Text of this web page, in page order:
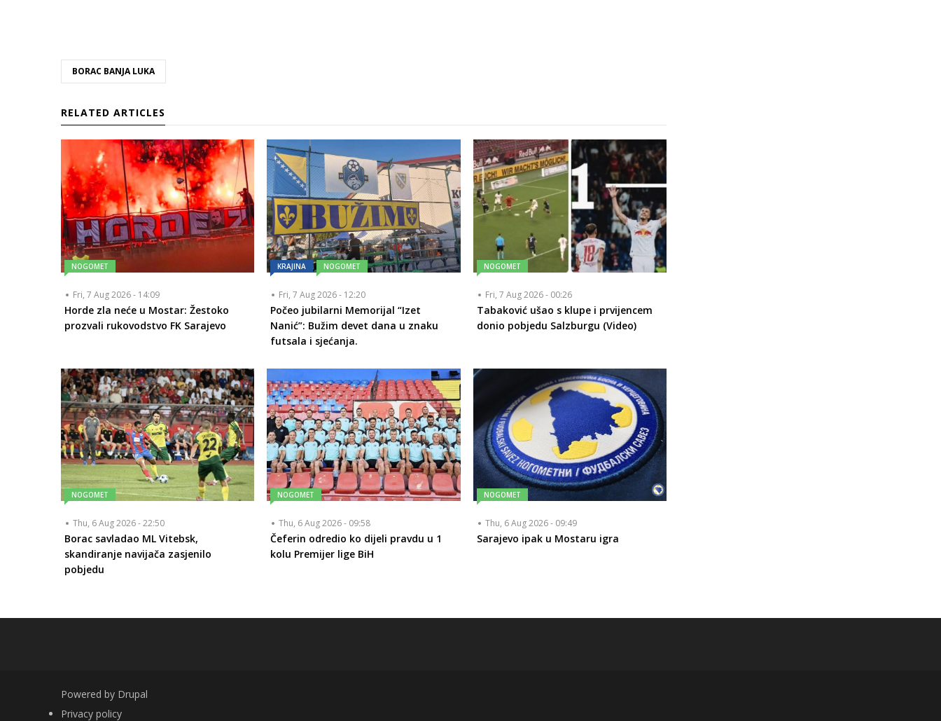
BORAC BANJA LUKA
RELATED ARTICLES
NOGOMET
Fri, 7 Aug 2026 - 14:09
Horde zla neće u Mostar: Žestoko
prozvali rukovodstvo FK Sarajevo
KRAJINA NOGOMET
Fri, 7 Aug 2026 - 12:20
Počeo jubilarni Memorijal “Izet
Nanić”: Bužim devet dana u znaku
futsala i sjećanja.
NOGOMET
Fri, 7 Aug 2026 - 00:26
Tabaković ušao s klupe i prvijencem
donio pobjedu Salzburgu (Video)
NOGOMET
Thu, 6 Aug 2026 - 22:50
Borac savladao ML Vitebsk,
skandiranje navijača zasjenilo
pobjedu
NOGOMET
Thu, 6 Aug 2026 - 09:58
Čeferin odredio ko dijeli pravdu u 1
kolu Premijer lige BiH
NOGOMET
Thu, 6 Aug 2026 - 09:49
Sarajevo ipak u Mostaru igra
Powered by Drupal
FOOTER
Privacy policy